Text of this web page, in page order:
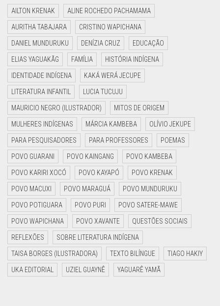
AILTON KRENAK ALINE ROCHEDO PACHAMAMA
AURITHA TABAJARA CRISTINO WAPICHANA
DANIEL MUNDURUKU DENÍZIA CRUZ EDUCAÇÃO
ELIAS YAGUAKÃG FAMÍLIA HISTÓRIA INDÍGENA
IDENTIDADE INDÍGENA KAKÁ WERÁ JECUPE
LITERATURA INFANTIL LUCIA TUCUJU
MAURICIO NEGRO (ILUSTRADOR) MITOS DE ORIGEM
MULHERES INDÍGENAS MÁRCIA KAMBEBA OLÍVIO JEKUPE
PARA PESQUISADORES PARA PROFESSORES POEMAS
POVO GUARANI POVO KAINGANG POVO KAMBEBA
POVO KARIRI XOCÓ POVO KAYAPÓ POVO KRENAK
POVO MACUXI POVO MARAGUÁ POVO MUNDURUKU
POVO POTIGUARA POVO PURI POVO SATERE-MAWE
POVO WAPICHANA POVO XAVANTE QUESTÕES SOCIAIS
REFLEXÕES SOBRE LITERATURA INDÍGENA
TAISA BORGES (ILUSTRADORA) TEXTO BILÍNGUE TIAGO HAKIY
UKA EDITORIAL UZIEL GUAYNÊ YAGUARÊ YAMÃ